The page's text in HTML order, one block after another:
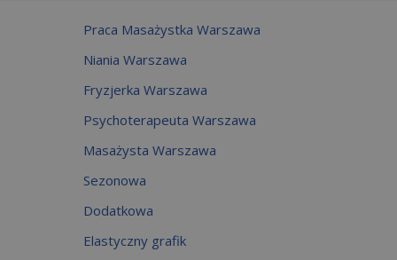
Praca Masażystka Warszawa
Niania Warszawa
Fryzjerka Warszawa
Psychoterapeuta Warszawa
Masażysta Warszawa
Sezonowa
Dodatkowa
Elastyczny grafik